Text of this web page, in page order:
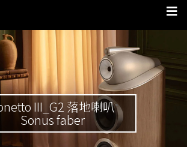
III_G2 落地喇叭
Sonus faber